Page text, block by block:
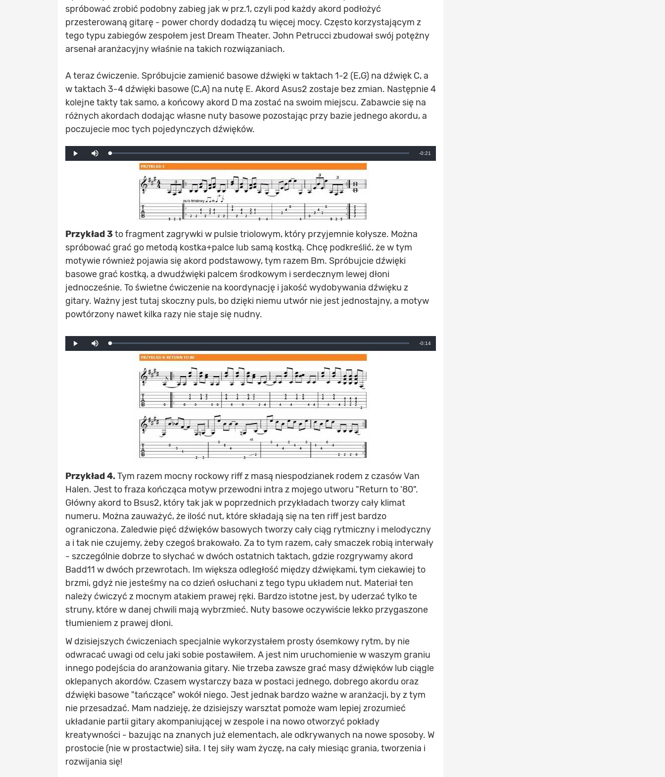
spróbować zrobić podobny zabieg jak w prz.1, czyli pod każdy akord podłożyć
przesterowaną gitarę - power chordy dodadzą tu więcej mocy. Często korzystającym z
tego typu zabiegów zespołem jest Dream Theater. John Petrucci zbudował swój potężny
arsenał aranżacyjny właśnie na takich rozwiązaniach.
A teraz ćwiczenie. Spróbujcie zamienić basowe dźwięki w taktach 1-2 (E,G) na dźwięk C, a
w taktach 3-4 dźwięki basowe (C,A) na nutę E. Akord Asus2 zostaje bez zmian. Następnie 4
kolejne takty tak samo, a końcowy akord D ma zostać na swoim miejscu. Zabawcie się na
różnych akordach dodając własne nuty basowe pozostając przy bazie jednego akordu, a
poczujecie moc tych pojedynczych dźwięków.
Play
Loaded:
0%
Progress:
0%
Remaining
-0:21
Przykład 3to fragment zagrywki w pulsie triolowym, który przyjemnie kołysze. Można
spróbować grać go metodą kostka+palce lub samą kostką. Chcę podkreślić, że w tym
motywie również pojawia się akord podstawowy, tym razem Bm. Spróbujcie dźwięki
basowe grać kostką, a dwudźwięki palcem środkowym i serdecznym lewej dłoni
jednocześnie. To świetne ćwiczenie na koordynację i jakość wydobywania dźwięku z
gitary. Ważny jest tutaj skoczny puls, bo dzięki niemu utwór nie jest jednostajny, a motyw
powtórzony nawet kilka razy nie staje się nudny.
Play
Loaded:
0%
Progress:
0%
Remaining
-0:14
Przykład 4.Tym razem mocny rockowy riff z masą niespodzianek rodem z czasów Van
Halen. Jest to fraza kończąca motyw przewodni intra z mojego utworu "Return to '80".
Główny akord to Bsus2, który tak jak w poprzednich przykładach tworzy cały klimat
numeru. Można zauważyć, że ilość nut, które składają się na ten riff jest bardzo
ograniczona. Zaledwie pięć dźwięków basowych tworzy cały ciąg rytmiczny i melodyczny
a i tak nie czujemy, żeby czegoś brakowało. Za to tym razem, cały smaczek robią interwały
- szczególnie dobrze to słychać w dwóch ostatnich taktach, gdzie rozgrywamy akord
Badd11 w dwóch przewrotach. Im większa odległość między dźwiękami, tym ciekawiej to
brzmi, gdyż nie jesteśmy na co dzień osłuchani z tego typu układem nut. Materiał ten
należy ćwiczyć z mocnym atakiem prawej ręki. Bardzo istotne jest, by uderzać tylko te
struny, które w danej chwili mają wybrzmieć. Nuty basowe oczywiście lekko przygaszone
tłumieniem z prawej dłoni.
W dzisiejszych ćwiczeniach specjalnie wykorzystałem prosty ósemkowy rytm, by nie
odwracać uwagi od celu jaki sobie postawiłem. A jest nim uruchomienie w waszym graniu
innego podejścia do aranżowania gitary. Nie trzeba zawsze grać masy dźwięków lub ciągle
oklepanych akordów. Czasem wystarczy baza w postaci jednego, dobrego akordu oraz
dźwięki basowe "tańczące" wokół niego. Jest jednak bardzo ważne w aranżacji, by z tym
nie przesadzać. Mam nadzieję, że dzisiejszy warsztat pomoże wam lepiej zrozumieć
układanie partii gitary akompaniującej w zespole i na nowo otworzyć pokłady
kreatywności - bazując na znanych już elementach, ale odkrywanych na nowe sposoby. W
prostocie (nie w prostactwie) siła. I tej siły wam życzę, na cały miesiąc grania, tworzenia i
rozwijania się!